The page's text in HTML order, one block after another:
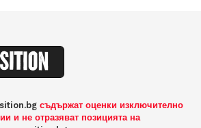
съдържат оценки изключително
и не отразяват позицията на